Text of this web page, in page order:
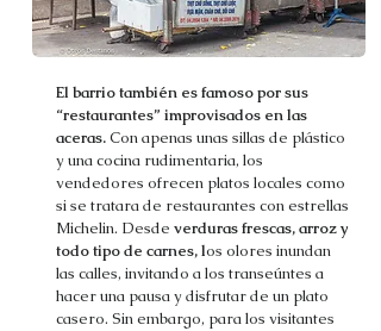
El barrio también es famoso por sus
“restaurantes” improvisados en las
aceras.Con apenas unas sillas de plástico
y una cocina rudimentaria, los
vendedores ofrecen platos locales como
si se tratara de restaurantes con estrellas
Michelin. Desde verduras frescas, arroz y
todo tipo de carnes, los olores inundan
las calles, invitando a los transeúntes a
hacer una pausa y disfrutar de un plato
casero. Sin embargo, para los visitantes